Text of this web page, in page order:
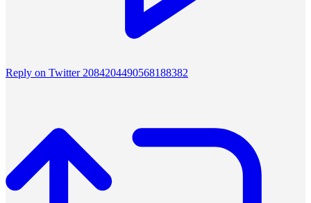
Reply on Twitter 2084204490568188382